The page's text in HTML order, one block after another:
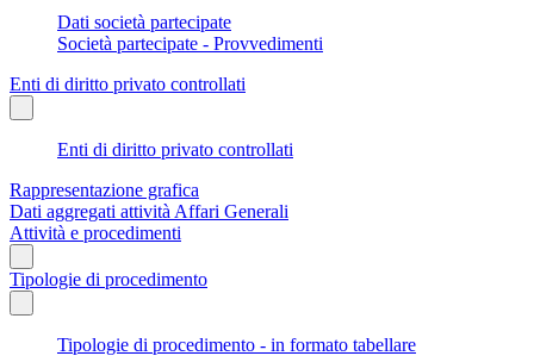
Dati società partecipate
Società partecipate - Provvedimenti
Enti di diritto privato controllati
Enti di diritto privato controllati
Rappresentazione grafica
Dati aggregati attività Affari Generali
Attività e procedimenti
Tipologie di procedimento
Tipologie di procedimento - in formato tabellare